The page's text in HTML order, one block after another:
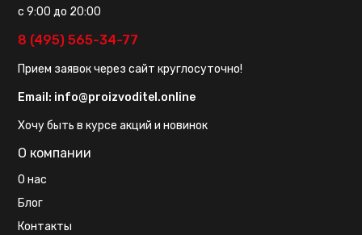
с 9:00 до 20:00
8 (495) 565-34-77
Прием заявок через сайт круглосуточно!
Email: info@proizvoditel.online
Хочу быть в курсе акций и новинок
О компании
О нас
Блог
Контакты